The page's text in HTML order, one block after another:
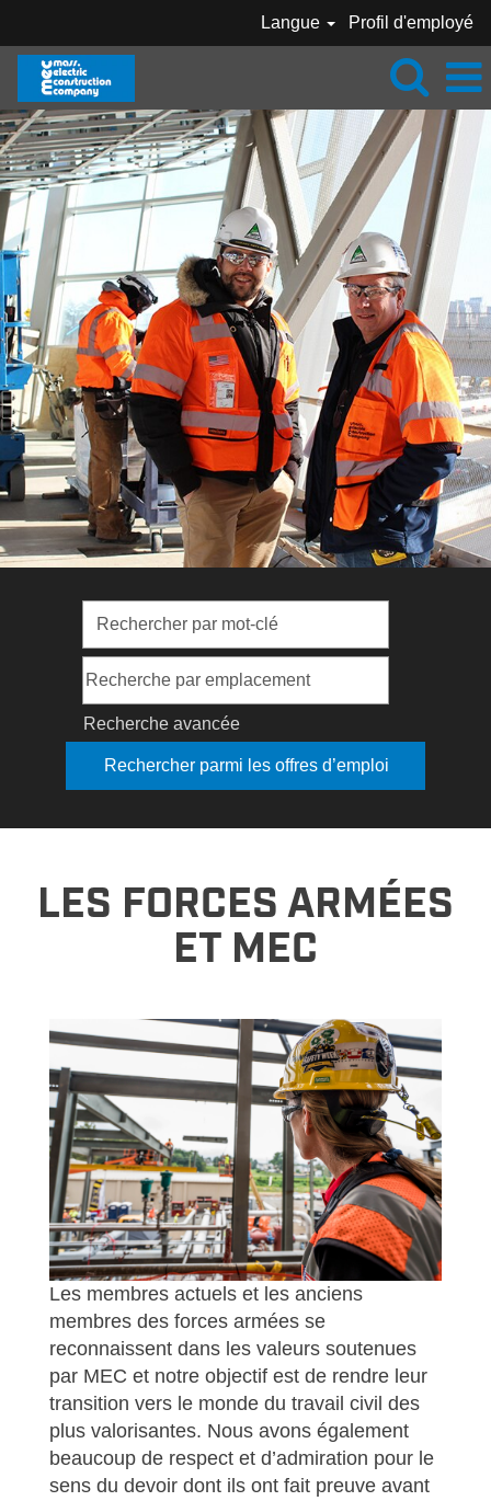
Langue Profil d'employé
Recherche avancée
LES FORCES ARMÉES
ET MEC
Les membres actuels et les anciens
membres des forces armées se
reconnaissent dans les valeurs soutenues
par MEC et notre objectif est de rendre leur
transition vers le monde du travail civil des
plus valorisantes. Nous avons également
beaucoup de respect et d’admiration pour le
sens du devoir dont ils ont fait preuve avant